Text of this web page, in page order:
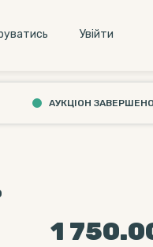
Увiйти
АУКЦІОН ЗАВЕРШЕНО
1